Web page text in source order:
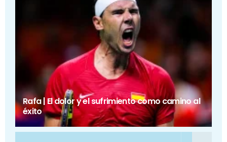
Rafa | El dolor y el sufrimiento como camino al
éxito